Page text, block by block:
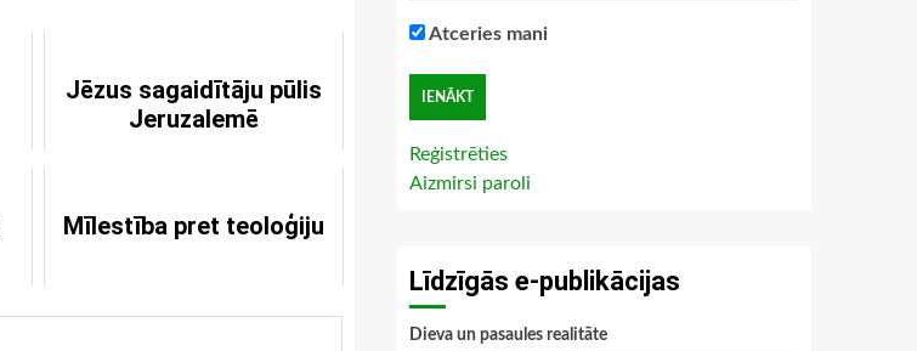
Jēzus sagaidītāju pūlis
Jeruzalemē
Mīlestība pret teoloģiju
Atceries mani
Reģistrēties
Aizmirsi paroli
Līdzīgās e-publikācijas
Dieva un pasaules realitāte